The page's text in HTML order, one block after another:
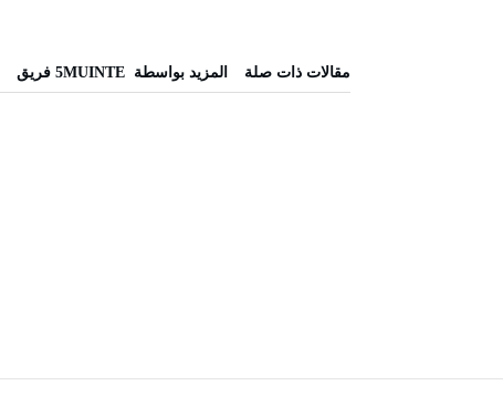
‫مقالات ذات صلة‬ ‫‫المزيد بواسطة‬ ‬ 5MUINTE فريق